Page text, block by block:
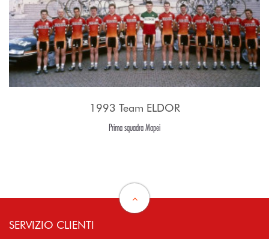
1993 Team ELDOR
Prima squadra Mapei
SERVIZIO CLIENTI